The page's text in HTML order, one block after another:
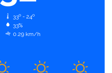
33º - 24º
33%
0.29 km/h